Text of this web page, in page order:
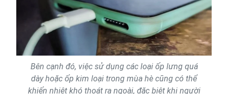
Bên cạnh đó, việc sử dụng các loại ốp lưng quá
dày hoặc ốp kim loại trong mùa hè cũng có thể
khiến nhiệt khó thoát ra ngoài, đặc biệt khi người